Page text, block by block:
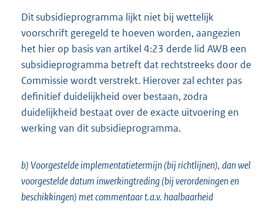
Dit subsidieprogramma lijkt niet bij wettelijk
voorschrift geregeld te hoeven worden, aangezien
het hier op basis van artikel 4:23 derde lid AWB een
subsidieprogramma betreft dat rechtstreeks door de
Commissie wordt verstrekt. Hierover zal echter pas
definitief duidelijkheid over bestaan, zodra
duidelijkheid bestaat over de exacte uitvoering en
werking van dit subsidieprogramma.
b) Voorgestelde implementatietermijn (bij richtlijnen), dan wel
voorgestelde datum inwerkingtreding (bij verordeningen en
beschikkingen) met commentaar t.a.v. haalbaarheid